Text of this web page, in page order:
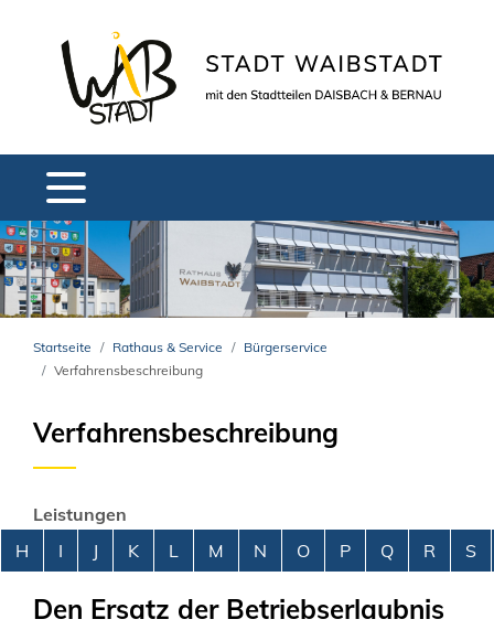
Startseite Rathaus & Service
Bürgerservice
Verfahrensbeschreibung
Verfahrensbeschreibung
Leistungen
Alphabetisches Register überspringen
H I J K L M N O P Q R S
Den Ersatz der Betriebserlaubnis